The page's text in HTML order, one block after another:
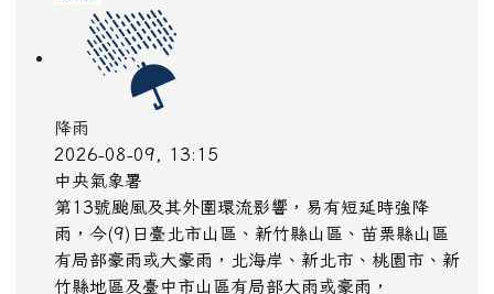
水庫放流
2026-08-09, 13:18
水利署
水利署訊湖山水庫:(洩洪至北港溪):自由溢流,影響範
圍:雲林縣，古坑鄉、虎尾鎮、水林鄉、斗六市、莿
桐鄉、土庫鎮、斗南鎮、北港鎮、元長鄉、口湖鄉、
大埤鄉；嘉義縣，新港鄉、溪口鄉、六腳鄉、東石鄉
more...